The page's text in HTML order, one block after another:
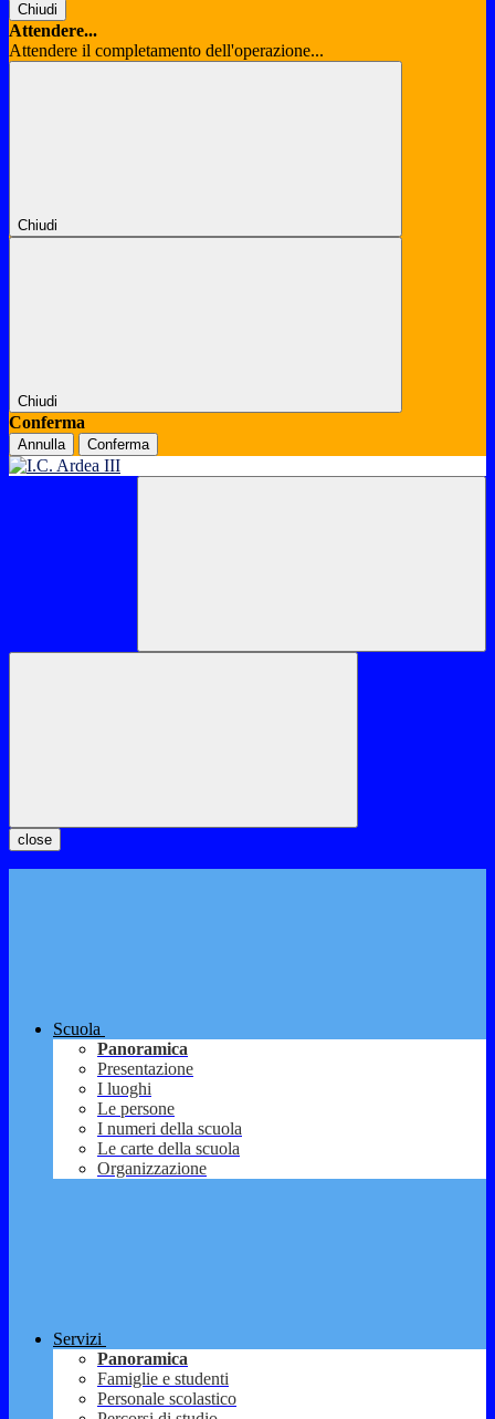
Chiudi
Attendere...
Attendere il completamento dell'operazione...
Chiudi
Chiudi
Conferma
Annulla Conferma
close
Scuola
Panoramica
Presentazione
I luoghi
Le persone
I numeri della scuola
Le carte della scuola
Organizzazione
Servizi
Panoramica
Famiglie e studenti
Personale scolastico